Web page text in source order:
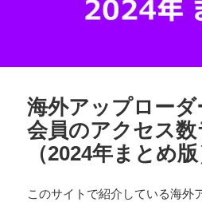
海外アップロー
会員のアクセス
（2024年まとめ版
このサイトで紹介している海外